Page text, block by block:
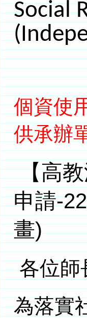
Social
個資使
供承辦
【高
申請-
畫)
各位師
為落實